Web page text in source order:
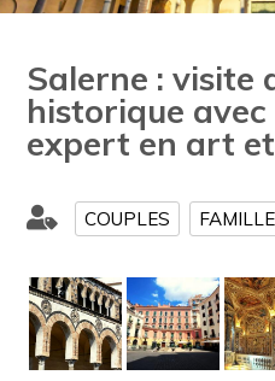
Salerne : visite
historique
expert en art
COUPLES